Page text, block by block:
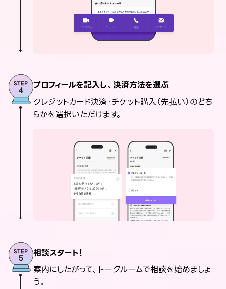
プロフィールを記入し、決済方法を選ぶ
クレジットカード決済・チケット購入（先払い）のどち
らかを選択いただけます。
相談スタート！
案内にしたがって、トークルームで相談を始めましょ
う。